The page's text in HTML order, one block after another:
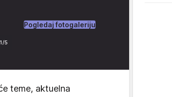
1/5
Pogledaj fotogaleriju
teme, aktuelna